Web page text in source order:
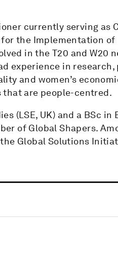
currently serving as
the Implementation
in the T20 and W20
experience in
and women’s
are people-centred.
(LSE, UK) and a BSc in
of Global Shapers.
Global Solutions